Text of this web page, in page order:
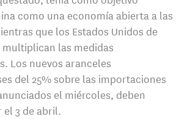
como una economía abierta a las
que los Estados Unidos de
las medidas
Los nuevos aranceles
del 25% sobre las importaciones
el miércoles, deben
3 de abril.